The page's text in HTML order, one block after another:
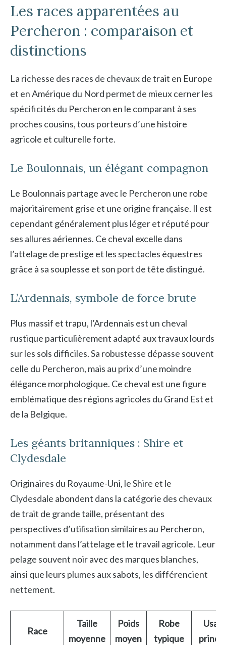
Les races apparentées au
Percheron : comparaison et
distinctions
La richesse des races de chevaux de trait en Europe
et en Amérique du Nord permet de mieux cerner les
spécificités du Percheron en le comparant à ses
proches cousins, tous porteurs d’une histoire
agricole et culturelle forte.
Le Boulonnais, un élégant compagnon
Le Boulonnais partage avec le Percheron une robe
majoritairement grise et une origine française. Il est
cependant généralement plus léger et réputé pour
ses allures aériennes. Ce cheval excelle dans
l’attelage de prestige et les spectacles équestres
grâce à sa souplesse et son port de tête distingué.
L’Ardennais, symbole de force brute
Plus massif et trapu, l’Ardennais est un cheval
rustique particulièrement adapté aux travaux lourds
sur les sols difficiles. Sa robustesse dépasse souvent
celle du Percheron, mais au prix d’une moindre
élégance morphologique. Ce cheval est une figure
emblématique des régions agricoles du Grand Est et
de la Belgique.
Les géants britanniques : Shire et
Clydesdale
Originaires du Royaume-Uni, le Shire et le
Clydesdale abondent dans la catégorie des chevaux
de trait de grande taille, présentant des
perspectives d’utilisation similaires au Percheron,
notamment dans l’attelage et le travail agricole. Leur
pelage souvent noir avec des marques blanches,
ainsi que leurs plumes aux sabots, les différencient
nettement.
Race
Taille
moyenne
Poids
moyen
Robe
typique